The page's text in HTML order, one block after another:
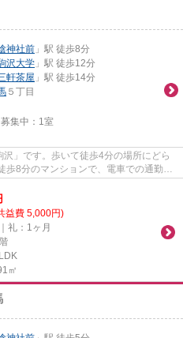
神社前 」駅 徒歩8分
沢大学 」駅 徒歩12分
軒茶屋 」駅 徒歩14分
５丁目
集中： 1室
」です。歩いて徒歩4分の場所にどら
8分のマンションで、電車での通勤に
益費 5,000円)
礼：1ヶ月
㎡